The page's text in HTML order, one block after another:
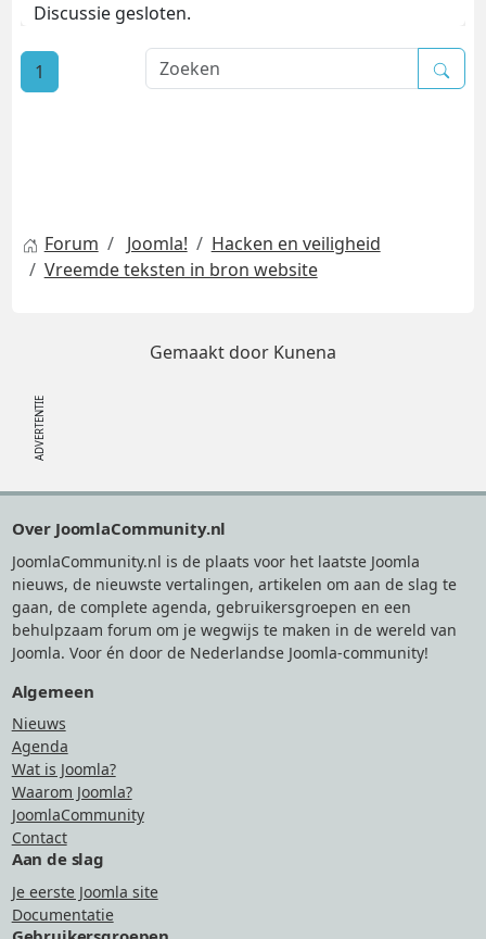
Discussie gesloten.
1
Forum Joomla!
Hacken en veiligheid
Vreemde teksten in bron website
Gemaakt door Kunena
Over JoomlaCommunity.nl
JoomlaCommunity.nl is de plaats voor het laatste Joomla
nieuws, de nieuwste vertalingen, artikelen om aan de slag te
gaan, de complete agenda, gebruikersgroepen en een
behulpzaam forum om je wegwijs te maken in de wereld van
Joomla. Voor én door de Nederlandse Joomla-community!
Algemeen
Nieuws
Agenda
Wat is Joomla?
Waarom Joomla?
JoomlaCommunity
Contact
Aan de slag
Je eerste Joomla site
Documentatie